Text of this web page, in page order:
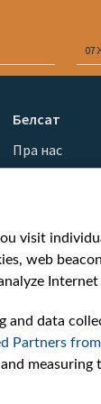
07
Белсат
Пра нас
Кантакты
Як нас
Узнагароды
Міжнародная
Ціск з боку
Беларусі
Як нас
visit
web
data
Partners